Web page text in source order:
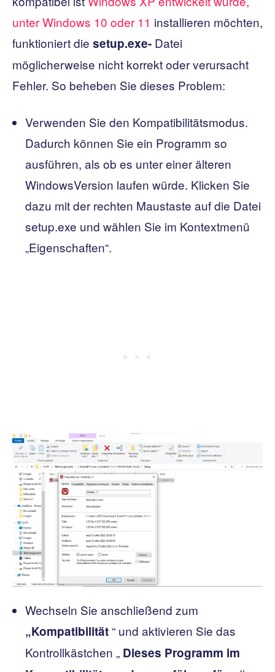
unter Windows 10 oder 11 installieren möchten,
funktioniert die setup.exe- Datei
möglicherweise nicht korrekt oder verursacht
Fehler. So beheben Sie dieses Problem:
Verwenden Sie den Kompatibilitätsmodus.
Dadurch können Sie ein Programm so
ausführen, als ob es unter einer älteren
WindowsVersion laufen würde. Klicken Sie
dazu mit der rechten Maustaste auf die Datei
setup.exe und wählen Sie im Kontextmenü
„Eigenschaften“.
Wechseln Sie anschließend zum
„Kompatibilität “ und aktivieren Sie das
Kontrollkästchen „ Dieses Programm im